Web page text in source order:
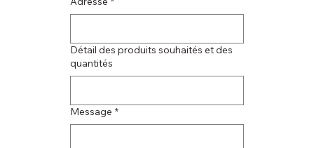
Détail des produits souhaités et des
quantités
Message *